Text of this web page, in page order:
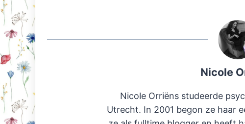
Nicole
Nicole Orriëns studeerde
Utrecht. In 2001 begon ze haar